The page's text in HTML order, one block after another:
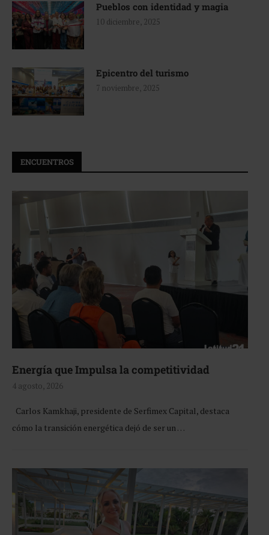
Pueblos con identidad y magia
10 diciembre, 2025
Epicentro del turismo
7 noviembre, 2025
ENCUENTROS
Energía que Impulsa la competitividad
4 agosto, 2026
Carlos Kamkhaji, presidente de Serfimex Capital, destaca
cómo la transición energética dejó de ser un …